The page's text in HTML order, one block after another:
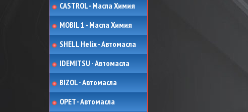
CASTROL - Масла Химия
MOBIL 1 - Масла Химия
SHELL Helix - Автомасла
IDEMITSU - Автомасла
BIZOL - Автомасла
OPET - Автомасла